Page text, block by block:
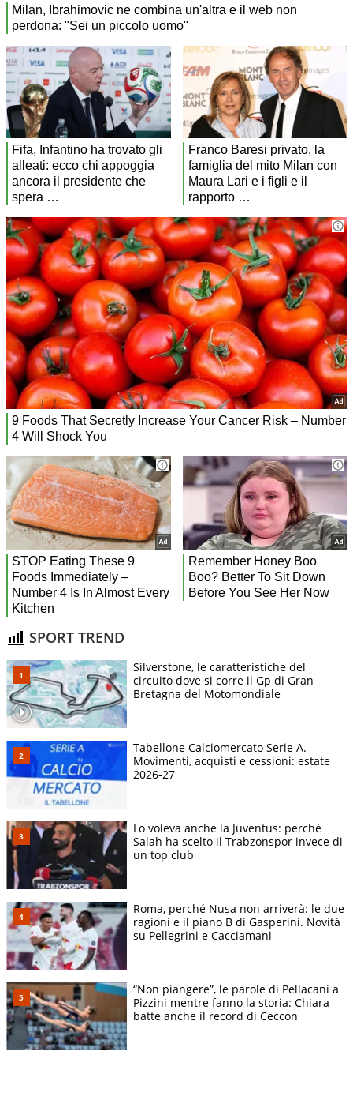
SPORT TREND
Silverstone, le caratteristiche del
circuito dove si corre il Gp di Gran
Bretagna del Motomondiale
Tabellone Calciomercato Serie A.
Movimenti, acquisti e cessioni: estate
2026-27
Lo voleva anche la Juventus: perché
Salah ha scelto il Trabzonspor invece di
un top club
Roma, perché Nusa non arriverà: le due
ragioni e il piano B di Gasperini. Novità
su Pellegrini e Cacciamani
“Non piangere”, le parole di Pellacani a
Pizzini mentre fanno la storia: Chiara
batte anche il record di Ceccon